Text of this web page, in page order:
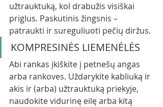
užtrauktuką, kol drabužis visiškai
priglus. Paskutinis žingsnis –
patraukti ir sureguliuoti pečių diržus.
KOMPRESINĖS LIEMENĖLĖS
Abi rankas įkiškite į petnešų angas
arba rankoves. Uždarykite kabliuką ir
akis ir (arba) užtrauktuką priekyje,
naudokite vidurinę eilę arba kitą